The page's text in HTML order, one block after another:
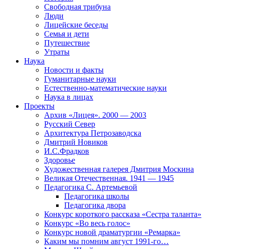
Свободная трибуна
Люди
Лицейские беседы
Семья и дети
Путешествие
Утраты
Наука
Новости и факты
Гуманитарные науки
Естественно-математические науки
Наука в лицах
Проекты
Архив «Лицея». 2000 — 2003
Русский Север
Архитектура Петрозаводска
Дмитрий Новиков
И.С.Фрадков
Здоровье
Художественная галерея Дмитрия Москина
Великая Отечественная. 1941 — 1945
Педагогика С. Артемьевой
Педагогика школы
Педагогика двора
Конкурс короткого рассказа «Сестра таланта»
Конкурс «Во весь голос»
Конкурс новой драматургии «Ремарка»
Каким мы помним август 1991-го…